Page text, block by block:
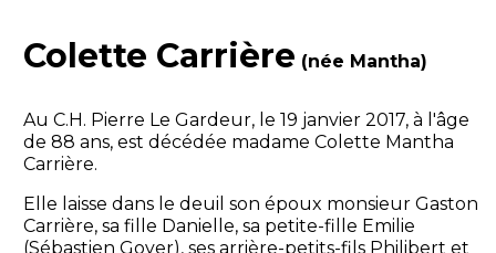
Colette Carrière (née Mantha)
Au C.H. Pierre Le Gardeur, le 19 janvier 2017, à l'âge
de 88 ans, est décédée madame Colette Mantha
Carrière.
Elle laisse dans le deuil son époux monsieur Gaston
Carrière, sa fille Danielle, sa petite-fille Emilie
(Sébastien Goyer), ses arrière-petits-fils Philibert et